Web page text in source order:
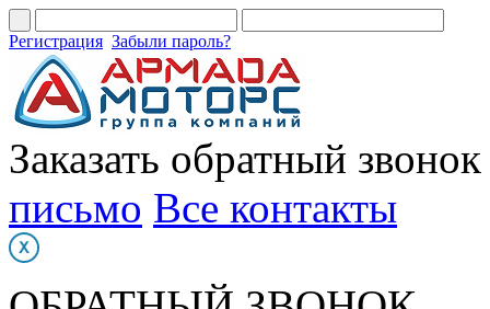
Регистрация Забыли пароль?
Заказать обратный звонок
письмо Все контакты